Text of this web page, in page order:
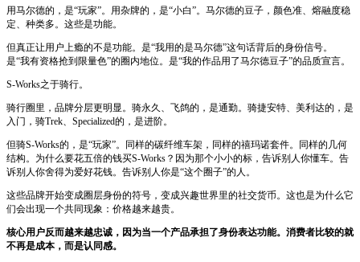
用马尔德的，是“玩家”。用杂牌的，是“小白”。马尔德的豆子，颜色准、熔融度稳
定、种类多。这些是功能。
但真正让用户上瘾的不是功能。是“我用的是马尔德”这句话背后的身份信号。
是“我有资格抢到限量色”的圈内地位。是“我的作品用了马尔德豆子”的品质宣言。
S-Works之于骑行。
骑行圈里，品牌分层更明显。骑永久、飞鸽的，是通勤。骑捷安特、美利达的，是
入门，骑Trek、Specialized的，是进阶。
但骑S-Works的，是“玩家”。同样的碳纤维车架，同样的禧玛诺套件。同样的几何
结构。为什么要花五倍的钱买S-Works？因为那个小小的标，告诉别人你懂车。告
诉别人你舍得为爱好花钱。告诉别人你是“这个圈子”的人。
这些品牌开始变成圈层身份的符号，变成兴趣世界里的社交货币。这也是为什么它
们会出现一个共同现象：价格越来越贵。
核心用户反而越来越忠诚，因为当一个产品承担了身份表达功能。消费者比较的就
不再是成本，而是认同感。